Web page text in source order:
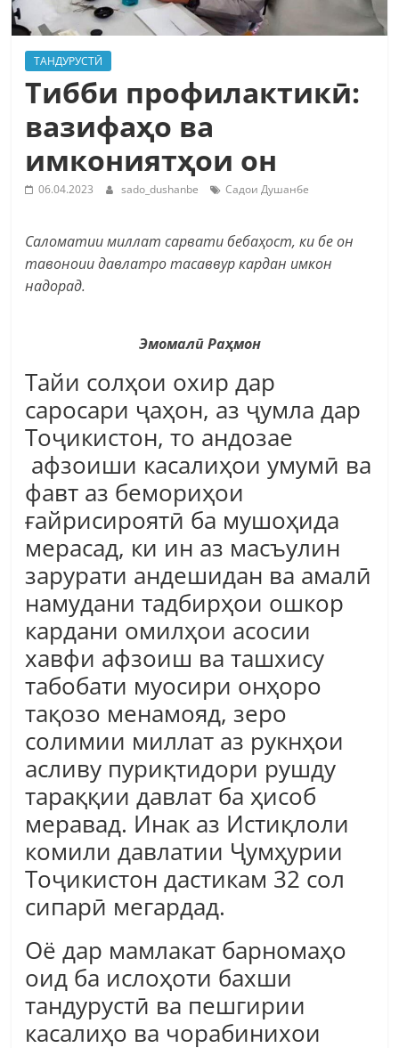
ТАНДУРУСТӢ
Тибби профилактикӣ:
вазифаҳо ва
имкониятҳои он
06.04.2023 sado_dushanbe Садои Душанбе
Саломатии миллат сарвати бебаҳост, ки бе он
тавоноии давлатро тасаввур кардан имкон
надорад.
Эмомалӣ Раҳмон
Тайи солҳои охир дар
саросари ҷаҳон, аз ҷумла дар
Тоҷикистон, то андозае
афзоиши касалиҳои умумӣ ва
фавт аз бемориҳои
ғайрисироятӣ ба мушоҳида
мерасад, ки ин аз масъулин
зарурати андешидан ва амалӣ
намудани тадбирҳои ошкор
кардани омилҳои асосии
хавфи афзоиш ва ташхису
табобати муосири онҳоро
тақозо менамояд, зеро
солимии миллат аз рукнҳои
асливу пуриқтидори рушду
тараққии давлат ба ҳисоб
меравад. Инак аз Истиқлоли
комили давлатии Ҷумҳурии
Тоҷикистон дастикам 32 сол
сипарӣ мегардад.
Оё дар мамлакат барномаҳо
оид ба ислоҳоти бахши
тандурустӣ ва пешгирии
касалиҳо ва чорабинихои